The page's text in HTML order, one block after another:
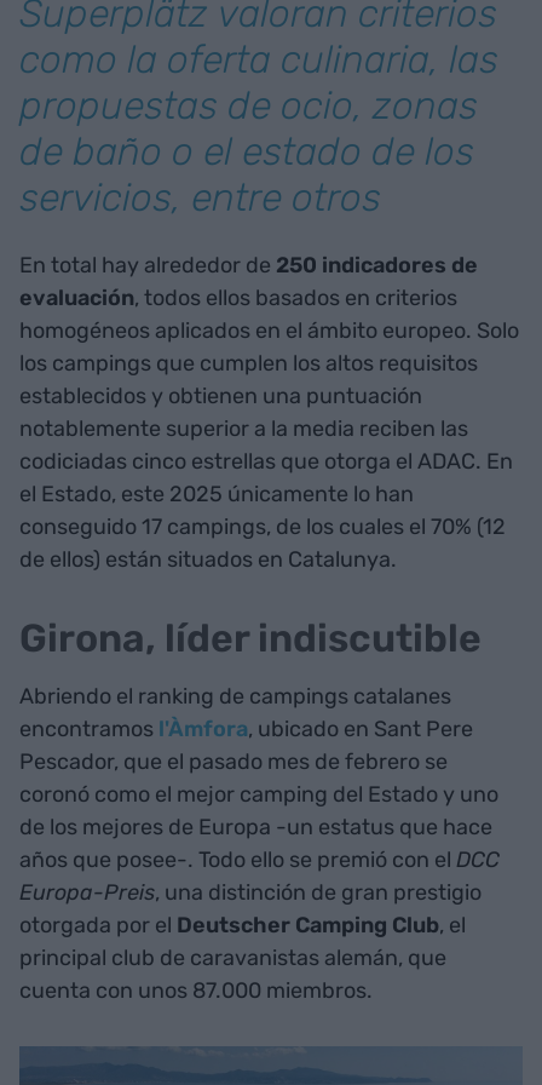
Superplätz valoran criterios
como la oferta culinaria, las
propuestas de ocio, zonas
de baño o el estado de los
servicios, entre otros
En total hay alrededor de 250 indicadores de
evaluación, todos ellos basados en criterios
homogéneos aplicados en el ámbito europeo. Solo
los campings que cumplen los altos requisitos
establecidos y obtienen una puntuación
notablemente superior a la media reciben las
codiciadas cinco estrellas que otorga el ADAC. En
el Estado, este 2025 únicamente lo han
conseguido 17 campings, de los cuales el 70% (12
de ellos) están situados en Catalunya.
Girona, líder indiscutible
Abriendo el ranking de campings catalanes
encontramos l'Àmfora, ubicado en Sant Pere
Pescador, que el pasado mes de febrero se
coronó como el mejor camping del Estado y uno
de los mejores de Europa -un estatus que hace
años que posee-. Todo ello se premió con el DCC
Europa-Preis, una distinción de gran prestigio
otorgada por el Deutscher Camping Club, el
principal club de caravanistas alemán, que
cuenta con unos 87.000 miembros.